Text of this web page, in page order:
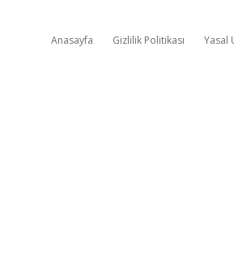
Anasayfa Gizlilik Politikası Yasal